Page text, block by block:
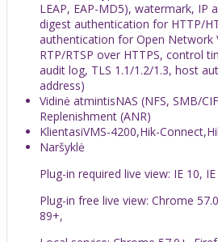
LEAP, EAP-MD5), watermark, IP
digest authentication for HTTP/
authentication for Open Network
RTP/RTSP over HTTPS, control
audit log, TLS 1.1/1.2/1.3, host
address)
Vidinė atmintisNAS (NFS, SMB/
Replenishment (ANR)
KlientasiVMS-4200,Hik-
Naršyklė
Plug-in required live view: IE 10,
Plug-in free live view: Chrome
89+,